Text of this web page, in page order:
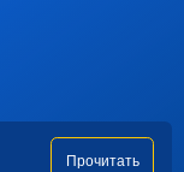
Прочитать